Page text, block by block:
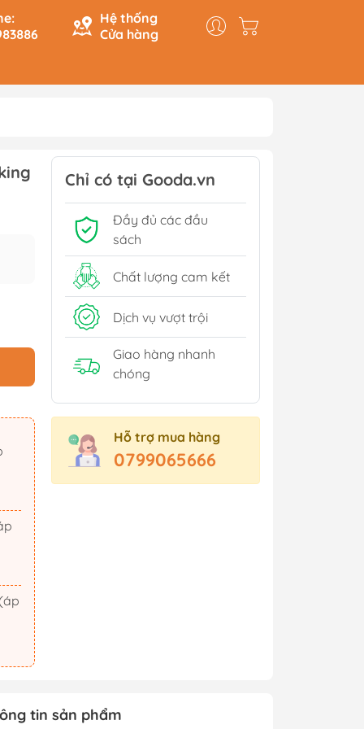
Hệ thống
Cửa hàng
Du Ký
Lịch Sử - Văn Hoá - Chính
Trị
Tâm Linh
Sách Tham Khảo Cấp 1
Sách Tham Khảo Cấp 2
Sách Ôn Thi Đại Học
Xem thêm
Triển
Xúc
Dục
Chỉ có tại Gooda.vn
Đầy đủ các đầu
sách
Chất lượng cam kết
Dịch vụ vượt trội
Giao hàng nhanh
chóng
Hỗ trợ mua hàng
0799065666
tin sản phẩm